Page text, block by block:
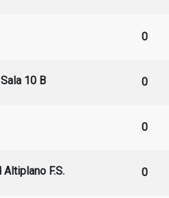
0
10 B 0
0
Altiplano F.S. 0